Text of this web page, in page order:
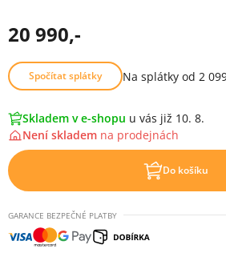
20 990,-
Spočítat splátky Na splátky od 2
Skladem v e-shopu u vás již 10. 8.
Není skladem na prodejnách
Do košíku
GARANCE BEZPEČNÉ PLATBY